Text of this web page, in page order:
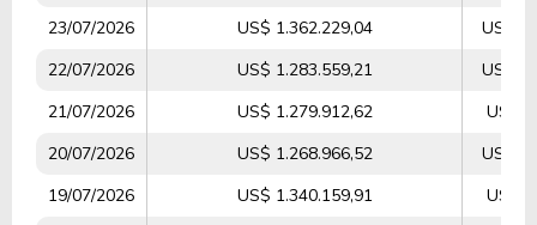
23/07/2026
US$ 1.362.229,04
US$
22/07/2026
US$ 1.283.559,21
US$
21/07/2026
US$ 1.279.912,62
US$
20/07/2026
US$ 1.268.966,52
US$
19/07/2026
US$ 1.340.159,91
US$